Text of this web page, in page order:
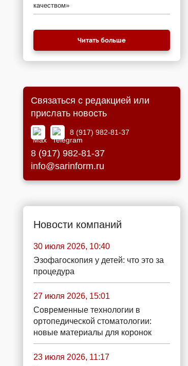
качеством»
Читать больше
Связаться с редакцией или
прислать новость
8 (917) 982-81-37
8 (917) 982-81-37
info@sarinform.ru
Новости компаний
30 июля 2026, 10:40
Эзофагоскопия у детей: что это за
процедура
27 июля 2026, 15:01
Современные технологии в
ортопедической стоматологии:
новые материалы для коронок
23 июля 2026, 11:17